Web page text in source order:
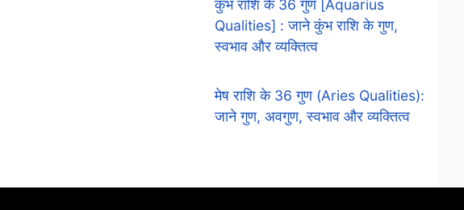
कुंभ राशि के 36 गुण [Aquarius
Qualities] : जाने कुंभ राशि के गुण,
स्वभाव और व्यक्तित्व
मेष राशि के 36 गुण (Aries Qualities):
जाने गुण, अवगुण, स्वभाव और व्यक्तित्व